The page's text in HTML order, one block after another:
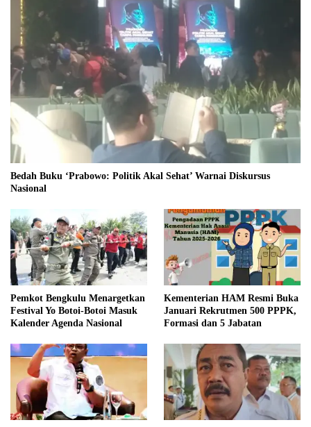
Bedah Buku ‘Prabowo: Politik Akal Sehat’ Warnai Diskursus
Nasional
Pemkot Bengkulu Menargetkan
Festival Yo Botoi-Botoi Masuk
Kalender Agenda Nasional
Kementerian HAM Resmi Buka
Januari Rekrutmen 500 PPPK,
Formasi dan 5 Jabatan